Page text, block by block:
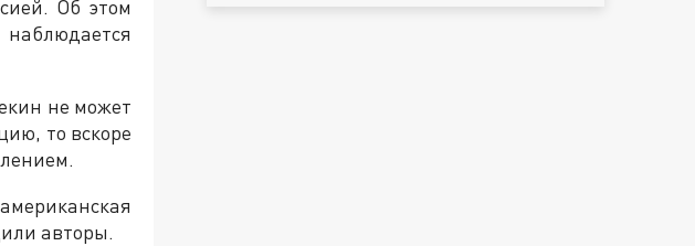
Об этом
не может
то вскоре
авторы.